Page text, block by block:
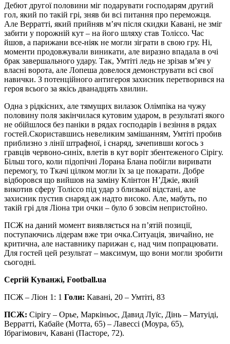
Дебют другої половини міг подарувати господарям другий
гол, який по такій грі, зняв би всі питання про переможця.
Але Верратті, який прийняв м’яч після скидки Кавані, не зміг
забити у порожній кут – на його шляху став Толіссо. Час
йшов, а парижани все-ніяк не могли зіграти в свою гру. Ні,
моменти продовжували виникати, але виразно впадала в очі
брак завершального удару. Так, Умтіті ледь не зрізав м’яч у
власні ворота, але Лопеша довелося демонструвати всі свої
навички. З потенційного антигероя захисник перетворився на
героя всього за якісь дванадцять хвилин.
Одна з рідкісних, але тямущих вилазок Олімпіка на чужу
половину поля закінчилася кутовим ударом, в результаті якого
не обійшлося без паніки в рядах господарів і везіння в рядах
гостей.Скориставшись невеликим замішанням, Умтіті пробив
приблизно з лінії штрафної, і снаряд, зачепивши когось з
гравців червоно-синіх, влетів в кут воріт збентеженого Сірігу.
Більш того, коли підопічні Лорана Блана побігли виривати
перемогу, то Ткачі цілком могли їх за це покарати. Добре
відборовся що вийшов на заміну Клінтон Н’Джіе, який
викотив сферу Толіссо під удар з близької відстані, але
захисник пустив снаряд аж надто високо. Але, мабуть, по
такій грі для Ліона три очки – було б зовсім непристойно.
ПСЖ на даний момент виявляється на п’ятій позиції,
поступаючись лідерам вже три очка.Ситуація, звичайно, не
критична, але наставнику парижан є, над чим попрацювати.
Для гостей цей результат – максимум, що вони могли зробити
сьогодні.
Сергій Куванжі, Football.ua
ПСЖ – Ліон 1: 1 Голи: Кавані, 20 – Умтіті, 83
ПСЖ: Сірігу – Орье, Маркіньос, Давид Луїс, Дінь – Матуіді,
Верратті, Кабайе (Мотта, 65) – Лавессі (Моура, 65),
Ібрагімович, Кавані (Пасторе, 72).